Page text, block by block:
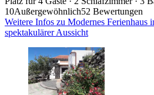
10Außergewöhnlich52 Bewertungen
Weitere Infos zu Modernes Ferienhaus
spektakulärer Aussicht